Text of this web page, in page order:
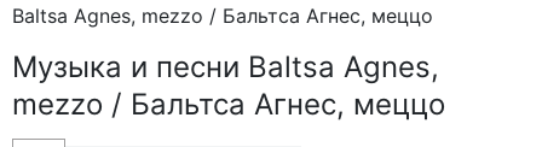
Baltsa Agnes, mezzo / Бальтса Агнес, меццо
Музыка и песни Baltsa Agnes,
mezzo / Бальтса Агнес, меццо